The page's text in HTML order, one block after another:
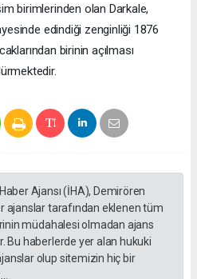
birimlerinden olan Darkale,
edindiği zenginliği 1876
birinin açılması
Ajansı (İHA), Demirören
ajanslar tarafından eklenen tüm
müdahalesi olmadan ajans
Bu haberlerde yer alan hukuki
olup sitemizin hiç bir